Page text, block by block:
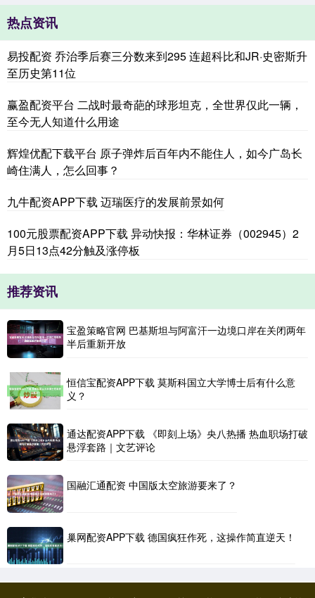
热点资讯
易投配资 乔治季后赛三分数来到295 连超科比和JR·史密斯升
至历史第11位
赢盈配资平台 二战时最奇葩的球形坦克，全世界仅此一辆，
至今无人知道什么用途
辉煌优配下载平台 原子弹炸后百年内不能住人，如今广岛长
崎住满人，怎么回事？
九牛配资APP下载 迈瑞医疗的发展前景如何
100元股票配资APP下载 异动快报：华林证券（002945）2
月5日13点42分触及涨停板
推荐资讯
宝盈策略官网 巴基斯坦与阿富汗一边境口岸在关闭两年
半后重新开放
恒信宝配资APP下载 莫斯科国立大学博士后有什么意
义？
通达配资APP下载 《即刻上场》央八热播 热血职场打破
悬浮套路｜文艺评论
国融汇通配资 中国版太空旅游要来了？
巢网配资APP下载 德国疯狂作死，这操作简直逆天！